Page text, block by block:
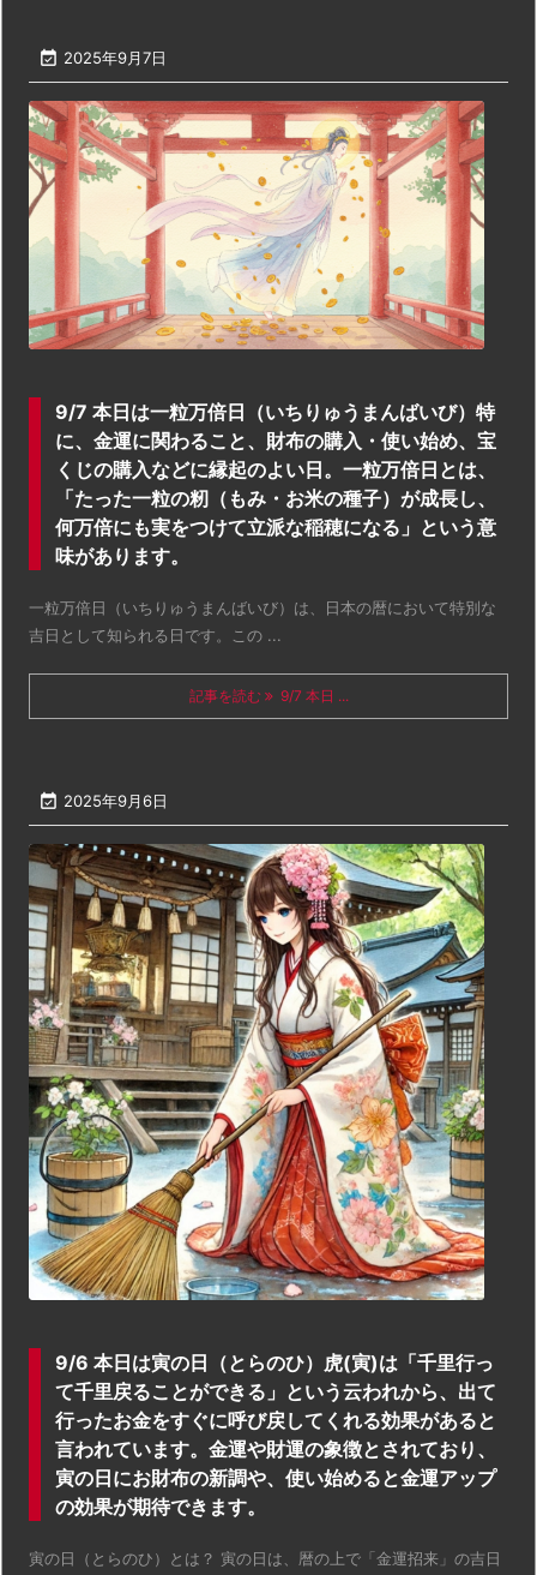
 2025年9月7日
9/7 本日は一粒万倍日（いちりゅうまんばいび）特
に、金運に関わること、財布の購入・使い始め、宝
くじの購入などに縁起のよい日。一粒万倍日とは、
「たった一粒の籾（もみ・お米の種子）が成長し、
何万倍にも実をつけて立派な稲穂になる」という意
味があります。
一粒万倍日（いちりゅうまんばいび）は、日本の暦において特別な
吉日として知られる日です。この ...
記事を読む 9/7 本日 ...
 2025年9月6日
9/6 本日は寅の日（とらのひ）虎(寅)は「千里行っ
て千里戻ることができる」という云われから、出て
行ったお金をすぐに呼び戻してくれる効果があると
言われています。金運や財運の象徴とされており、
寅の日にお財布の新調や、使い始めると金運アップ
の効果が期待できます。
寅の日（とらのひ）とは？ 寅の日は、暦の上で「金運招来」の吉日